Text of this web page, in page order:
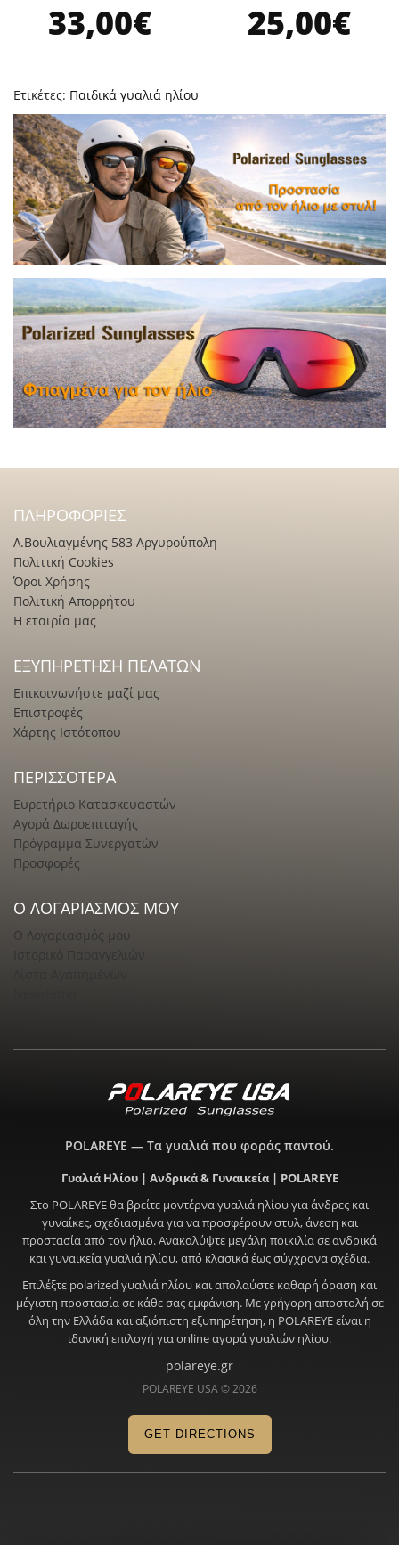
33,00€ 25,00€
Ετικέτες: Παιδικά γυαλιά ηλίου
ΠΛΗΡΟΦΟΡΊΕΣ
Λ.Βουλιαγμένης 583 Αργυρούπολη
Πολιτική Cookies
Όροι Χρήσης
Πολιτική Απορρήτου
Η εταιρία μας
ΕΞΥΠΗΡΈΤΗΣΗ ΠΕΛΑΤΏΝ
Επικοινωνήστε μαζί μας
Επιστροφές
Χάρτης Ιστότοπου
ΠΕΡΙΣΣΌΤΕΡΑ
Ευρετήριο Κατασκευαστών
Αγορά Δωροεπιταγής
Πρόγραμμα Συνεργατών
Προσφορές
Ο ΛΟΓΑΡΙΑΣΜΌΣ ΜΟΥ
Ο Λογαριασμός μου
POLAREYE — Τα γυαλιά που φοράς παντού.
Γυαλιά Ηλίου | Ανδρικά & Γυναικεία | POLAREYE
Στο POLAREYE θα βρείτε μοντέρνα γυαλιά ηλίου για άνδρες και
γυναίκες, σχεδιασμένα για να προσφέρουν στυλ, άνεση και
προστασία από τον ήλιο. Ανακαλύψτε μεγάλη ποικιλία σε ανδρικά
και γυναικεία γυαλιά ηλίου, από κλασικά έως σύγχρονα σχέδια.
Επιλέξτε polarized γυαλιά ηλίου και απολαύστε καθαρή όραση και
μέγιστη προστασία σε κάθε σας εμφάνιση. Με γρήγορη αποστολή σε
όλη την Ελλάδα και αξιόπιστη εξυπηρέτηση, η POLAREYE είναι η
ιδανική επιλογή για online αγορά γυαλιών ηλίου.
polareye.gr
POLAREYE USA © 2026
GET DIRECTIONS